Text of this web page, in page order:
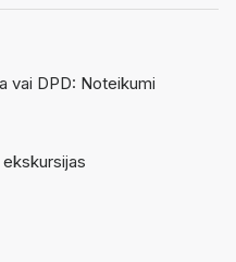
vai DPD: Noteikumi